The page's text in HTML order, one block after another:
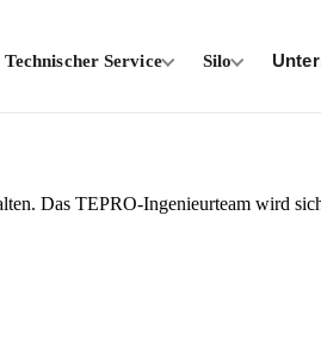
Technischer Service Silo
Das TEPRO-Ingenieurteam wird